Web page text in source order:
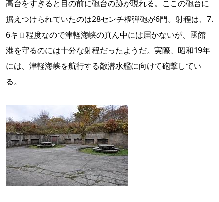
高台をすぎると目の前に砲台の跡が現れる。ここの砲台に
据えつけられていたのは28センチ榴弾砲が6門。射程は、7.
6キロ程度なので津軽海峡の真ん中には届かないが、函館
港を守るのには十分な射程だったようだ。実際、昭和19年
には、津軽海峡を航行する敵潜水艦に向けて砲撃してい
る。